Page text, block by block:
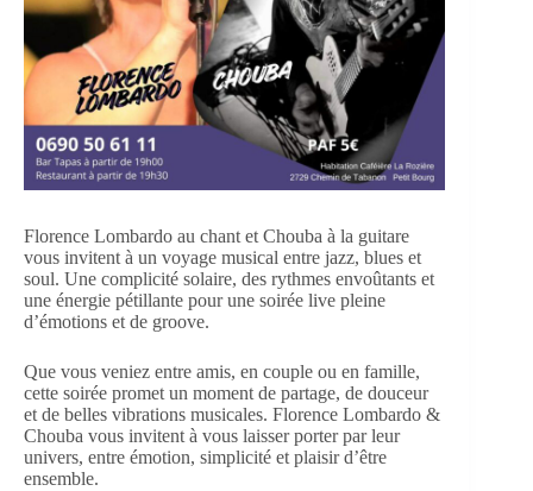
Florence Lombardo au chant et Chouba à la guitare
vous invitent à un voyage musical entre jazz, blues et
soul. Une complicité solaire, des rythmes envoûtants et
une énergie pétillante pour une soirée live pleine
d’émotions et de groove.
Que vous veniez entre amis, en couple ou en famille,
cette soirée promet un moment de partage, de douceur
et de belles vibrations musicales. Florence Lombardo &
Chouba vous invitent à vous laisser porter par leur
univers, entre émotion, simplicité et plaisir d’être
ensemble.